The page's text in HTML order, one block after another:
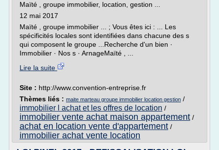
Maïté , groupe immobilier, location, gestion ...
12 mai 2017
Maïté , groupe immobilier ... ; Vous êtes ici : ... Les
spécificités locales sont identifiées dans chacune des s
qui composent le groupe ...Recherche d'un bien ·
Immobilier · Nos s · ArnageMaïté , ...
Lire la suite
Site : http://www.convention-entreprise.fr
Thèmes liés : maite marteau groupe immobilier location gestion /
immobilier l achat et les offres de location /
immobilier vente achat maison appartement /
achat en location vente d'appartement /
immobilier achat vente location